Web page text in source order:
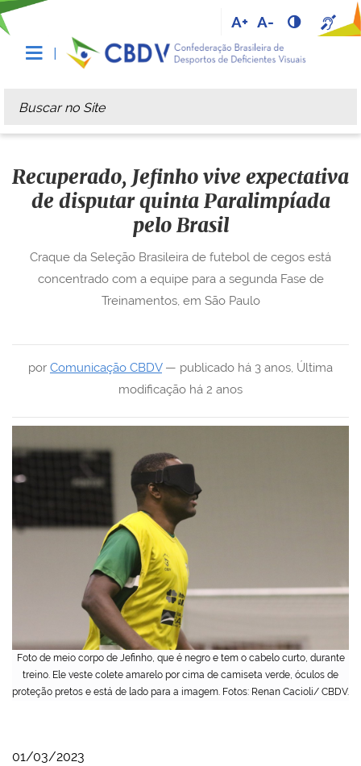
A+ A-
Busca
Busca Avançada…
Foto de meio corpo de Jefinho, que é negro e tem o cabelo curto, durante
treino. Ele veste colete amarelo por cima de camiseta verde, óculos de
proteção pretos e está de lado para a imagem. Fotos: Renan Cacioli/ CBDV.
Recuperado, Jefinho vive expectativa
de disputar quinta Paralimpíada
pelo Brasil
por Comunicação CBDV— publicado há 3 anos, Última
modificação há 2 anos
Craque da Seleção Brasileira de futebol de cegos está
concentrado com a equipe para a segunda Fase de
Treinamentos, em São Paulo
01/03/2023